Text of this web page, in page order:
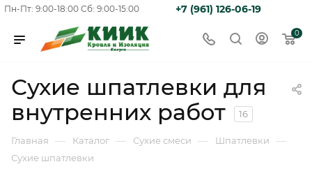
Пн-Пт: 9:00-18:00 Сб: 9:00-15:00 +7 (961) 126-06-19
0
Сухие шпатлевки для
внутренних работ
16
Главная — Каталог — Сухие смеси — Шпатлевки —
Сухие шпатлевки